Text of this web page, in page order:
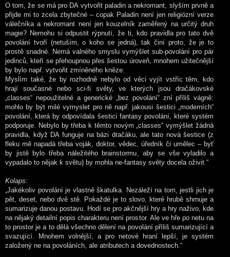
O tom, že se má pro DA vytvořit paladin a nekromant, slyším prvně a
přijde mi to zcela zbytečné – copak Paladin není jen religiózní verze
válečníka a nekromant není jen kouzelník zaměřený na určitý druh
magie? Nemohu si odpustit rýpnutí, že ti, kdo pravidla pro tato dvě
povolání tvoří (netuším, o koho se jedná), tak činí proto, že je to
prostě snadné. Nemá valného smyslu vymýšlet sub-povolání pro pár
jedinců, kteří se přehoupnou přes šestou úroveň, mnohem užitečnější
by bylo např. vytvořit zmíněného kněze.
Myslím také, že by rozhodně nebylo od věci vyjít vstříc těm, kdo
hrají současné nebo sci-fi světy, ve kterých jsou dračákovské
„classes“ nepoužitelné a generické „bez povolání“ zní příliš vágně:
mohlo by být milé vymyslet pro ně např. jakousi šestici „moderních“
povolání, která by odpovídala šestici fantasy povolání, které systém
podporuje. Nebylo by třeba k těmto novým „classes“ vymýšlet žádná
pravidla, když DA funguje na bázi dračáku, ale tato nová šestice (z
fleku mě napadá třeba voják, doktor, vědec, úředník či umělec – byť
by jistě bylo třeba náležitého brainstormu, aby se vše vyladilo a
vypadalo to nějak k světu) by mohla ne-fantasy světy docela oživit.“
Kolaps:
„Jakékoliv povolání je vlastně škatulka. Nezáleží na tom, jestli jich je
pět, deset, nebo dvě stě. Pokaždé je to slovo, které hrubě shrnuje a
sumarizuje danou postavu. Hodí se pro akčnější hry a hry naživo, kde
na nějaký detailní popis charakteru není prostor. Ale ve hře po netu na
to prostor je a to dělá všechno dělení na povolání příliš sumarizující a
svazující. Mnohem volnější, a pro netové hraní lepší, je systém
založený ne na povoláních, ale atributech a dovednostech.“